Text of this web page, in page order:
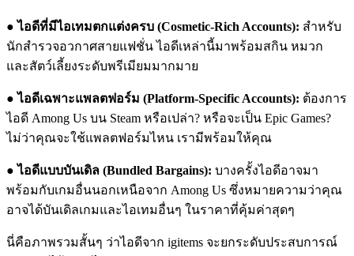
●ไอดีที่มีไอเทมตกแต่งครบ (Cosmetic-Rich Accounts): สำหรับ
นักสำรวจอวกาศสายแฟชั่น ไอดีเหล่านี้มาพร้อมสกิน หมวก
และสัตว์เลี้ยงระดับพรีเมียมมากมาย
●ไอดีเฉพาะแพลตฟอร์ม (Platform-Specific Accounts): ต้องการ
ไอดี Among Us บน Steam หรือเปล่า? หรือจะเป็น Epic Games?
ไม่ว่าคุณจะใช้แพลตฟอร์มไหน เรามีพร้อมให้คุณ
●ไอดีแบบบันเดิล (Bundled Bargains): บางครั้งไอดีอาจมา
พร้อมกับเกมอื่นนอกเหนือจาก Among Us ซึ่งหมายความว่าคุณ
อาจได้บันเดิลเกมและไอเทมอื่นๆ ในราคาที่คุ้มค่าสุดๆ
นี่คือภาพรวมสั้นๆ ว่าไอดีจาก igitems จะยกระดับประสบการณ์